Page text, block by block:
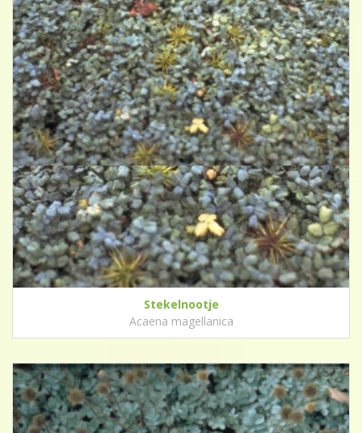
Stekelnootje
Acaena magellanica